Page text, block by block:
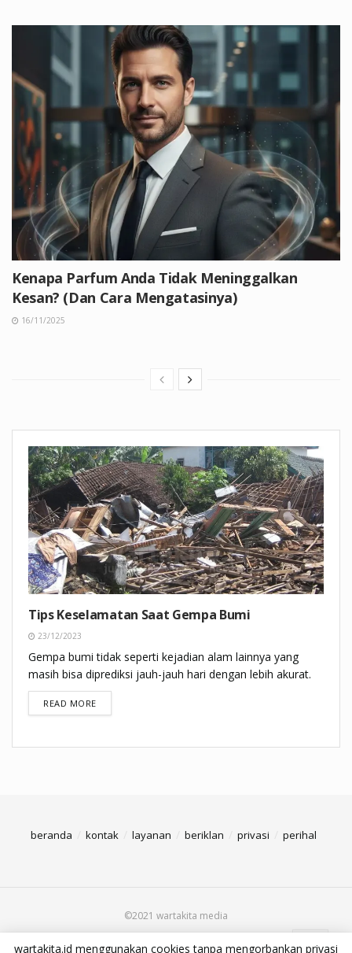
Kenapa Parfum Anda Tidak Meninggalkan
Kesan? (Dan Cara Mengatasinya)
16/11/2025
Tips Keselamatan Saat Gempa Bumi
23/12/2023
Gempa bumi tidak seperti kejadian alam lainnya yang
masih bisa diprediksi jauh-jauh hari dengan lebih akurat.
READ MOREDETAILS
beranda kontak layanan beriklan privasi perihal
©2021 wartakita media
wartakita.id menggunakan cookies tanpa mengorbankan privasi